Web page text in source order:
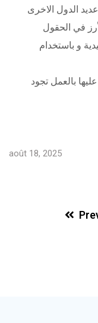
في الحقول
و باستخدام
بالعمل تجود
août 18, 2025